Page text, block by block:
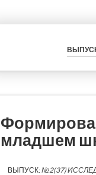
младшем
ВЫПУСК:№2(37)